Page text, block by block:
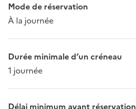
Mode de réservation
À la journée
Durée minimale d’un créneau
1 journée
Délai minimum avant réservation